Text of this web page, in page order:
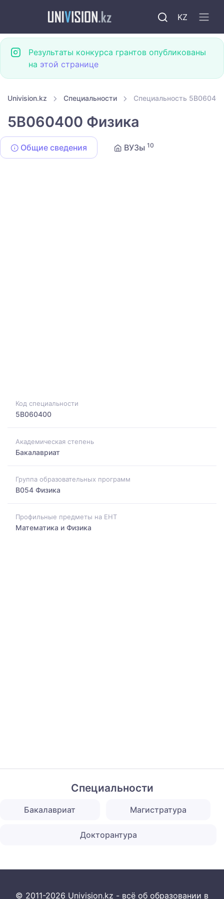
KZ
Результаты конкурса грантов опубликованы
на этой странице
Univision.kz Специальности Специальность
5B060400 Физика
Общие сведения ВУЗы 10
Код специальности
5B060400
Академическая степень
Бакалавриат
Группа образовательных программ
B054 Физика
Профильные предметы на ЕНТ
Математика и Физика
Специальности
Бакалавриат Магистратура
Докторантура
© 2011-2026 Univision.kz - всё об образовании в